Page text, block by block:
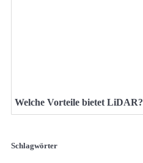
Welche Vorteile bietet LiDAR?
Schlagwörter